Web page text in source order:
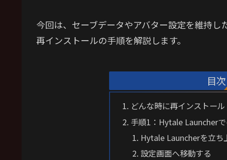
今回は、セーブデータやアバター設定を維持
再インストールの手順を解説します。
目次
どんな時に再インストー
手順1：Hytale Launcher
Hytale Launcherを立ち
設定画面へ移動する